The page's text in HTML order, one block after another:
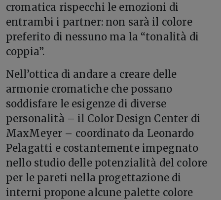
cromatica rispecchi le emozioni di
entrambi i partner: non sarà il colore
preferito di nessuno ma la “tonalità di
coppia”.
Nell’ottica di andare a creare delle
armonie cromatiche che possano
soddisfare le esigenze di diverse
personalità – il Color Design Center di
MaxMeyer – coordinato da Leonardo
Pelagatti e costantemente impegnato
nello studio delle potenzialità del colore
per le pareti nella progettazione di
interni propone alcune palette colore